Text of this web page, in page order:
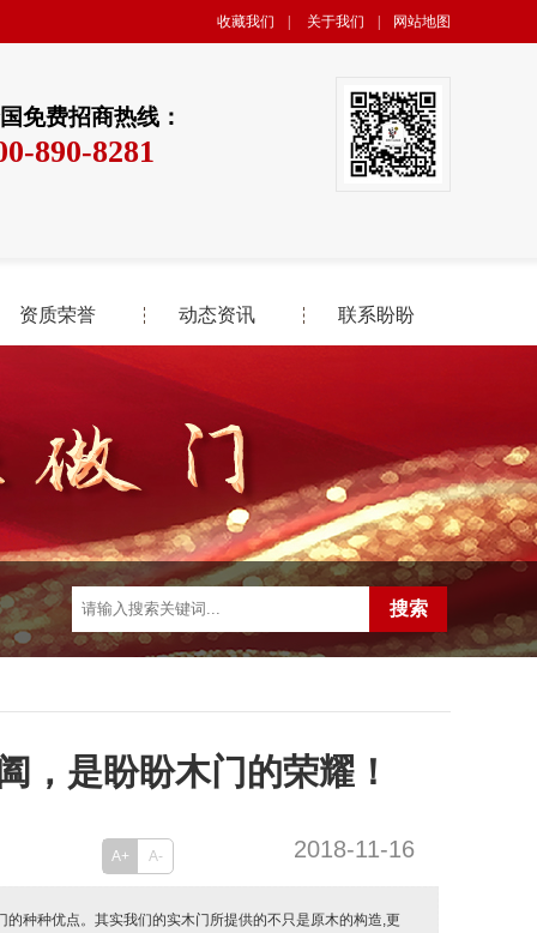
收藏我们 关于我们 网站地图
免费招商热线：
890-8281
资质荣誉 动态资讯 联系盼盼
，是盼盼木门的荣耀！
2018-11-16
A+ A-
种种优点。其实我们的实木门所提供的不只是原木的构造,更